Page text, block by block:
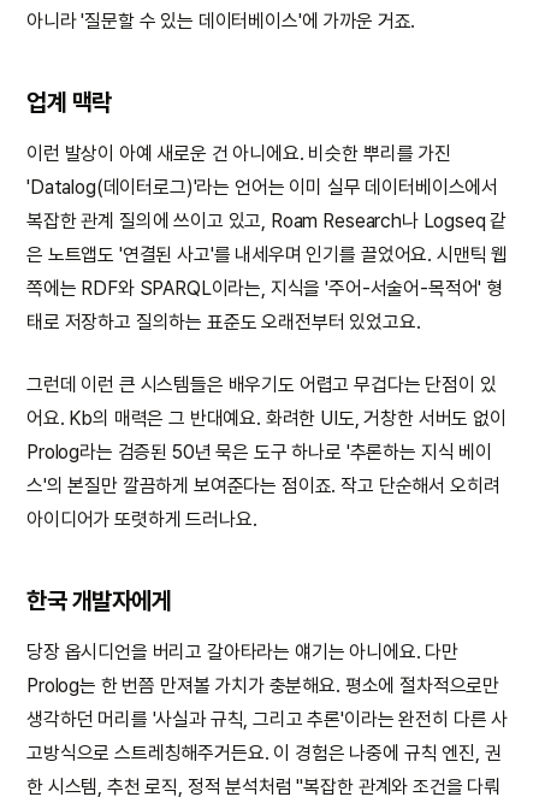
아니라 '질문할 수 있는 데이터베이스'에 가까운 거죠.
업계 맥락
이런 발상이 아예 새로운 건 아니에요. 비슷한 뿌리를 가진
'Datalog(데이터로그)'라는 언어는 이미 실무 데이터베이스에서
복잡한 관계 질의에 쓰이고 있고, Roam Research나 Logseq 같
은 노트앱도 '연결된 사고'를 내세우며 인기를 끌었어요. 시맨틱 웹
쪽에는 RDF와 SPARQL이라는, 지식을 '주어-서술어-목적어' 형
태로 저장하고 질의하는 표준도 오래전부터 있었고요.
그런데 이런 큰 시스템들은 배우기도 어렵고 무겁다는 단점이 있
어요. Kb의 매력은 그 반대예요. 화려한 UI도, 거창한 서버도 없이
Prolog라는 검증된 50년 묵은 도구 하나로 '추론하는 지식 베이
스'의 본질만 깔끔하게 보여준다는 점이죠. 작고 단순해서 오히려
아이디어가 또렷하게 드러나요.
한국 개발자에게
당장 옵시디언을 버리고 갈아타라는 얘기는 아니에요. 다만
Prolog는 한 번쯤 만져볼 가치가 충분해요. 평소에 절차적으로만
생각하던 머리를 '사실과 규칙, 그리고 추론'이라는 완전히 다른 사
고방식으로 스트레칭해주거든요. 이 경험은 나중에 규칙 엔진, 권
한 시스템, 추천 로직, 정적 분석처럼 "복잡한 관계와 조건을 다뤄